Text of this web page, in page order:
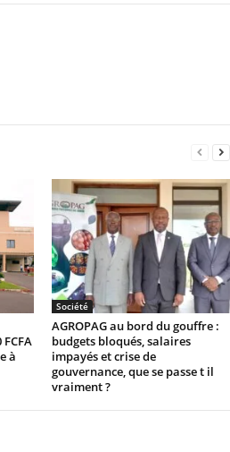
à
Société
AGROPAG au bord du gouffre :
budgets bloqués, salaires
impayés et crise de
gouvernance, que se passe t il
vraiment ?